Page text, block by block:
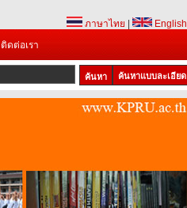
ภาษาไทย
English
ติดต่อเรา
ค้นหาแบบละเอียด